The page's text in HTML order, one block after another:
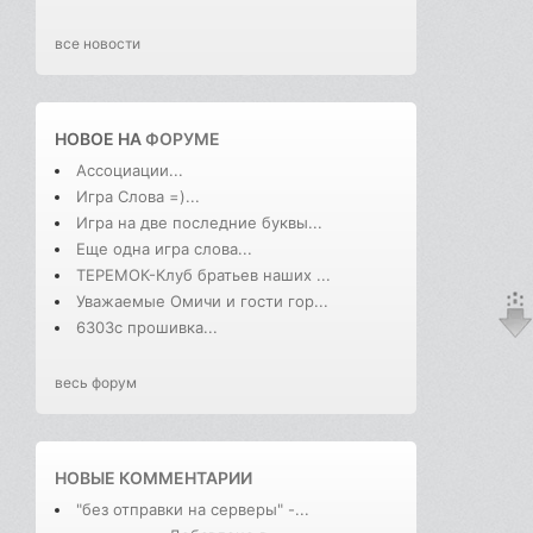
все новости
НОВОЕ НАФОРУМЕ
Ассоциации...
Игра Слова =)...
Игра на две последние буквы...
Еще одна игра слова...
ТЕРЕМОК-Клуб братьев наших ...
Уважаемые Омичи и гости гор...
6303с прошивка...
весь форум
НОВЫЕ КОММЕНТАРИИ
"без отправки на серверы" -...